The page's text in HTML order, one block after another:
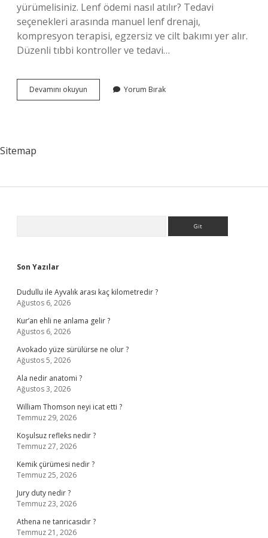
yürümelisiniz. Lenf ödemi nasıl atılır? Tedavi
seçenekleri arasında manuel lenf drenajı,
kompresyon terapisi, egzersiz ve cilt bakımı yer alır.
Düzenli tıbbi kontroller ve tedavi…
Devamını okuyun
Ödem
Yorum Bırak
Sitemap
Son Yazılar
Dudullu ile Ayvalık arası kaç kilometredir ?
Ağustos 6, 2026
Kur’an ehli ne anlama gelir ?
Ağustos 6, 2026
Avokado yüze sürülürse ne olur ?
Ağustos 5, 2026
Ala nedir anatomi ?
Ağustos 3, 2026
William Thomson neyi icat etti ?
Temmuz 29, 2026
Koşulsuz refleks nedir ?
Temmuz 27, 2026
Kemik çürümesi nedir ?
Temmuz 25, 2026
Jury duty nedir ?
Temmuz 23, 2026
Athena ne tanricasıdır ?
Temmuz 21, 2026